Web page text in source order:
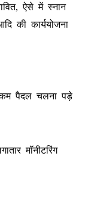
ऐसे में स्नान
की कार्ययोजना
पैदल चलना पड़े
मॉनीटरिंग